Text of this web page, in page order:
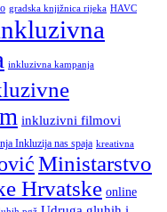
gradska knjižnica rijeka HAVC
inkluzivna kampanja
inkluzivni filmovi
Inkluzija nas spaja kreativna
Ministarstvo
Hrvatske online